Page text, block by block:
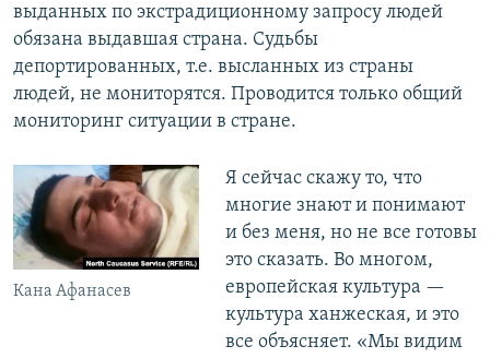
выданных по экстрадиционному запросу людей
обязана выдавшая страна. Судьбы
депортированных, т.е. высланных из страны
людей, не мониторятся. Проводится только общий
мониторинг ситуации в стране.
Кана Афанасев
Я сейчас скажу то, что
многие знают и понимают
и без меня, но не все готовы
это сказать. Во многом,
европейская культура —
культура ханжеская, и это
все объясняет. «Мы видим